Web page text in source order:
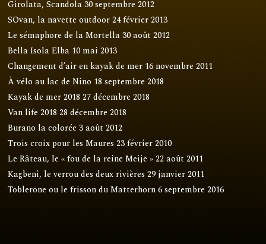
Girolata, Scandola30 septembre 2012
SOvan, la navette outdoor24 février 2013
Le sémaphore de la Mortella30 août 2012
Bella Isola Elba 10 mai 2013
Changement d’air en kayak de mer 16 novembre 2011
À vélo au lac de Nino 18 septembre 2018
Kayak de mer 2018 27 décembre 2018
Van life 2018 28 décembre 2018
Burano la colorée3 août 2012
Trois croix pour les Maures 23 février 2010
Le Râteau, le « fou de la reine Meije »22 août 2011
Kagbeni, le verrou des deux rivières 29 janvier 2011
Toblerone ou le frisson du Matterhorn6 septembre 2016